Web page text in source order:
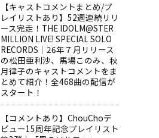
【キャストコメントまとめ/プ
レイリストあり】52週連続リリ
ース完走！THE IDOLM@STER
MILLION LIVE! SPECIAL SOLO
RECORDS│26年７月リリース
の松田亜利沙、馬場このみ、秋
月律子のキャストコメントをま
とめて紹介！全468曲の配信が
スタート！
【コメントあり】ChouChoデ
ビュー15周年記念プレイリスト